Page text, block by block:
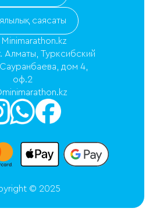
саясаты
Алматы, Турксибский
дом 4,
оф.2
© 2025